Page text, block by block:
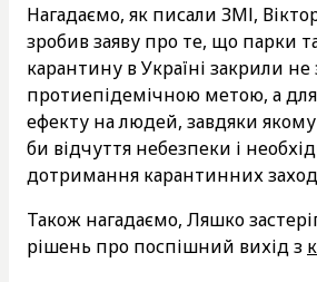
Нагадаємо, як писали ЗМІ,
зробив заяву про те, що парки
карантину в Україні закрили не
протиепідемічною метою, а для
ефекту на людей, завдяки якому
би відчуття небезпеки і
дотримання карантинних
Також нагадаємо, Ляшко
рішень про поспішний вихід з